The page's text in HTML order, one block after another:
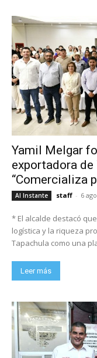
Yamil Melgar
exportadora
“Comercializa
Al Instante staff - 6
* El alcalde destacó
logística y la riqueza
Tapachula como una
Leer más